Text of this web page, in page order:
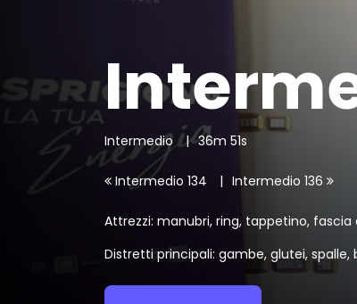
Intermedio 36m 51s
Intermedio 134 Intermedio 136
Attrezzi: manubri, ring, tappetino, fascia
Distretti principali: gambe, glutei,